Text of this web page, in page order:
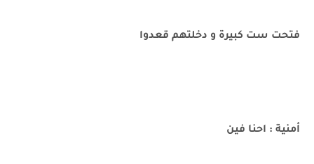
فتحت ست كبيرة و دخلتهم قعدوا
أمنية : احنا فين